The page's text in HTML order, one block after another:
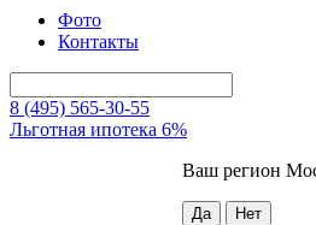
Фото
Контакты
8 (495) 565-30-55
Льготная ипотека 6%
Ваш регион